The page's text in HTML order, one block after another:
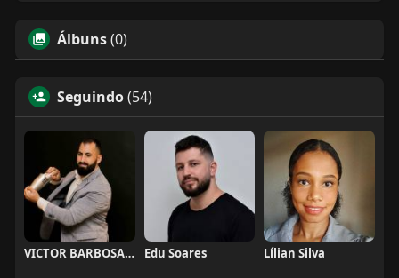
Álbuns(0)
Seguindo(54)
VICTOR BARBOSA QUARANTA Edu Soares Lílian Silva